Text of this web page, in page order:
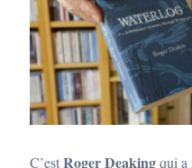
C’estRoger Deakingqui a